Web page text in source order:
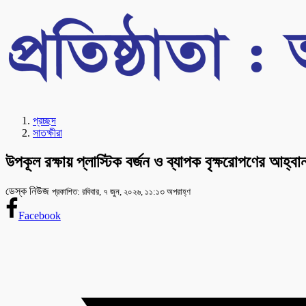
প্রচ্ছদ
সাতক্ষীরা
উপকূল রক্ষায় প্লাস্টিক বর্জন ও ব্যাপক বৃক্ষরোপণের
ডেস্ক নিউজ প্রকাশিত: রবিবার, ৭ জুন, ২০২৬, ১১:১৩ অপরাহ্ণ
Facebook